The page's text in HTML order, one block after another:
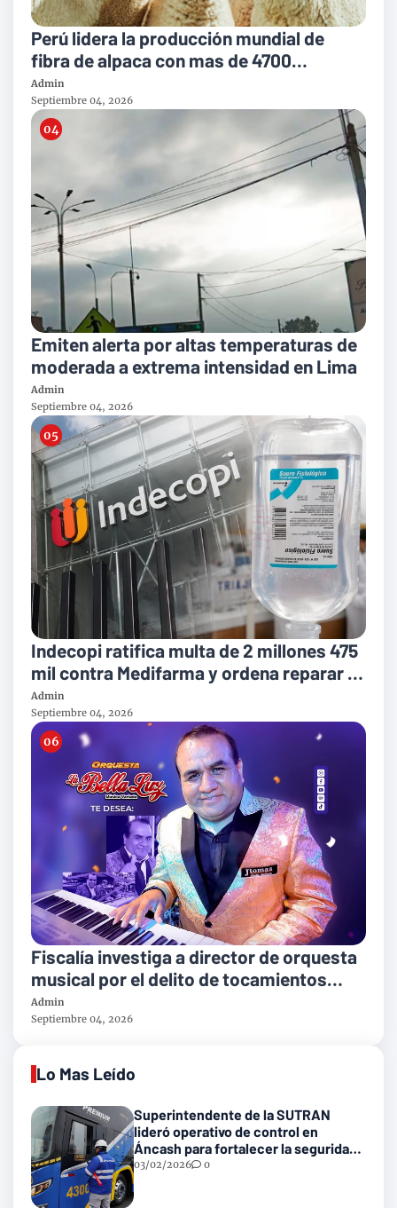
Perú lidera la producción mundial de
fibra de alpaca con mas de 4700
toneladas al año
Admin
Septiembre 04, 2026
Emiten alerta por altas temperaturas de
moderada a extrema intensidad en Lima
Admin
Septiembre 04, 2026
Indecopi ratifica multa de 2 millones 475
mil contra Medifarma y ordena reparar a
victimas del suero defectuoso
Admin
Septiembre 04, 2026
Fiscalía investiga a director de orquesta
musical por el delito de tocamientos
indebidos
Admin
Septiembre 04, 2026
Lo Mas Leído
Superintendente de la SUTRAN
lideró operativo de control en
Áncash para fortalecer la seguridad
en las vías nacionales
03/02/2026 0